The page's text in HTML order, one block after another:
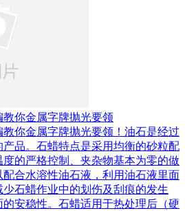
你金属字牌抛光要领
你金属字牌抛光要领！油石是经过
品。石蜡特点是采用均衡的砂粒配
的严格控制、夹杂物基本为零的做
合水溶性油石液，利用油石液里面
石蜡作业中的划伤及刮痕的发生
安稳性。石蜡适用于热处理后（硬